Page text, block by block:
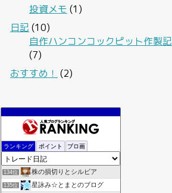
投資メモ (1)
日記 (10)
自作ハンコンコックピット作製記
(7)
おすすめ！ (2)
ランキング ポイント ブロ画
132位 東証メモ
133位 ありさん5252の資産運用ブログ
134位 株の損切りとシルビア
135位 星詠み☆とまとのブログ